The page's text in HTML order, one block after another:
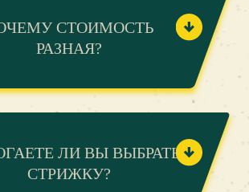
СТОИМОСТЬ
РАЗНАЯ?
ЛИ ВЫ ВЫБРАТЬ
СТРИЖКУ?